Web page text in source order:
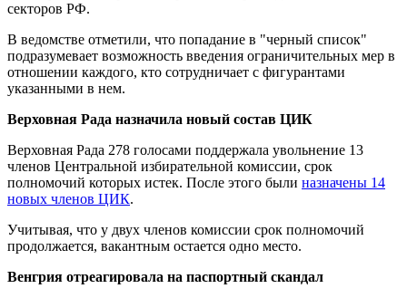
секторов РФ.
В ведомстве отметили, что попадание в "черный список"
подразумевает возможность введения ограничительных мер в
отношении каждого, кто сотрудничает с фигурантами
указанными в нем.
Верховная Рада назначила новый состав ЦИК
Верховная Рада 278 голосами поддержала увольнение 13
членов Центральной избирательной комиссии, срок
полномочий которых истек. После этого были назначены 14
новых членов ЦИК.
Учитывая, что у двух членов комиссии срок полномочий
продолжается, вакантным остается одно место.
Венгрия отреагировала на паспортный скандал